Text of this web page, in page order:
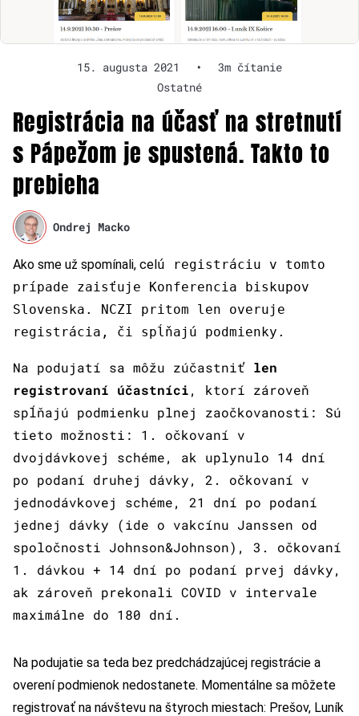
15. augusta 2021 •
3m čítanie
Ostatné
Registrácia na účasť na stretnutí
s Pápežom je spustená. Takto to
prebieha
Ondrej Macko
Ako sme už spomínali, celú registráciu v tomto
prípade zaisťuje Konferencia biskupov
Slovenska. NCZI pritom len overuje
registrácia, či spĺňajú podmienky.
Na podujatí sa môžu zúčastniť len
registrovaní účastníci, ktorí zároveň
spĺňajú podmienku plnej zaočkovanosti: Sú
tieto možnosti: 1. očkovaní v
dvojdávkovej schéme, ak uplynulo 14 dní
po podaní druhej dávky, 2. očkovaní v
jednodávkovej schéme, 21 dní po podaní
jednej dávky (ide o vakcínu Janssen od
spoločnosti Johnson&Johnson), 3. očkovaní
1. dávkou + 14 dní po podaní prvej dávky,
ak zároveň prekonali COVID v intervale
maximálne do 180 dní.
Na podujatie sa teda bez predchádzajúcej registrácie a
overení podmienok nedostanete. Momentálne sa môžete
registrovať na návštevu na štyroch miestach: Prešov, Luník